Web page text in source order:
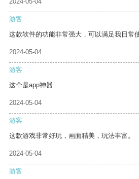
游客
这款软件的功能非常强大，可以满足我日常
2024-05-04
游客
这个是app神器
2024-05-04
游客
这款游戏非常好玩，画面精美，玩法丰富。
2024-05-04
游客